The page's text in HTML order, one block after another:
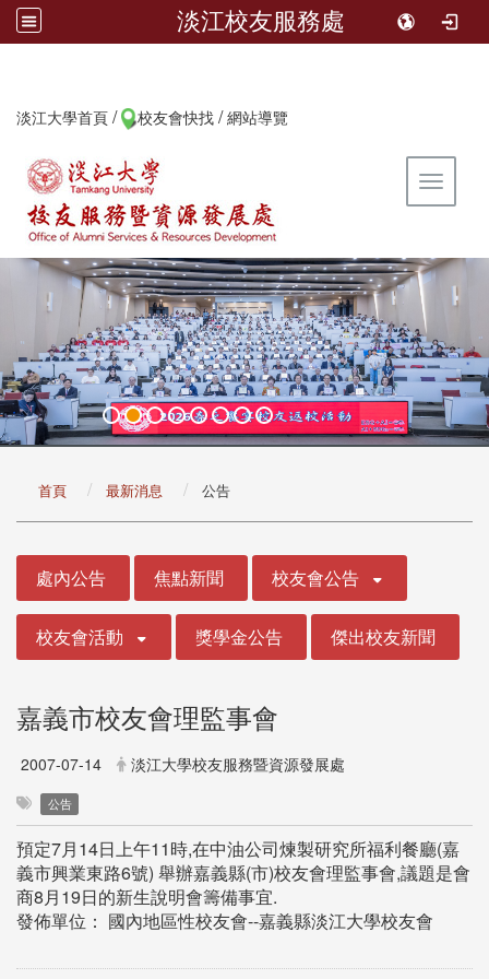
淡江校友服務處
淡江大學首頁 / 校友會快找 /網站導覽
首頁 最新消息 公告
處內公告 焦點新聞 校友會公告
校友會活動 獎學金公告 傑出校友新聞
嘉義市校友會理監事會
2007-07-14 淡江大學校友服務暨資源發展處
公告
預定7月14日上午11時,在中油公司煉製研究所福利餐廳(嘉
義市興業東路6號) 舉辦嘉義縣(市)校友會理監事會,議題是會
商8月19日的新生說明會籌備事宜.
發佈單位： 國內地區性校友會--嘉義縣淡江大學校友會